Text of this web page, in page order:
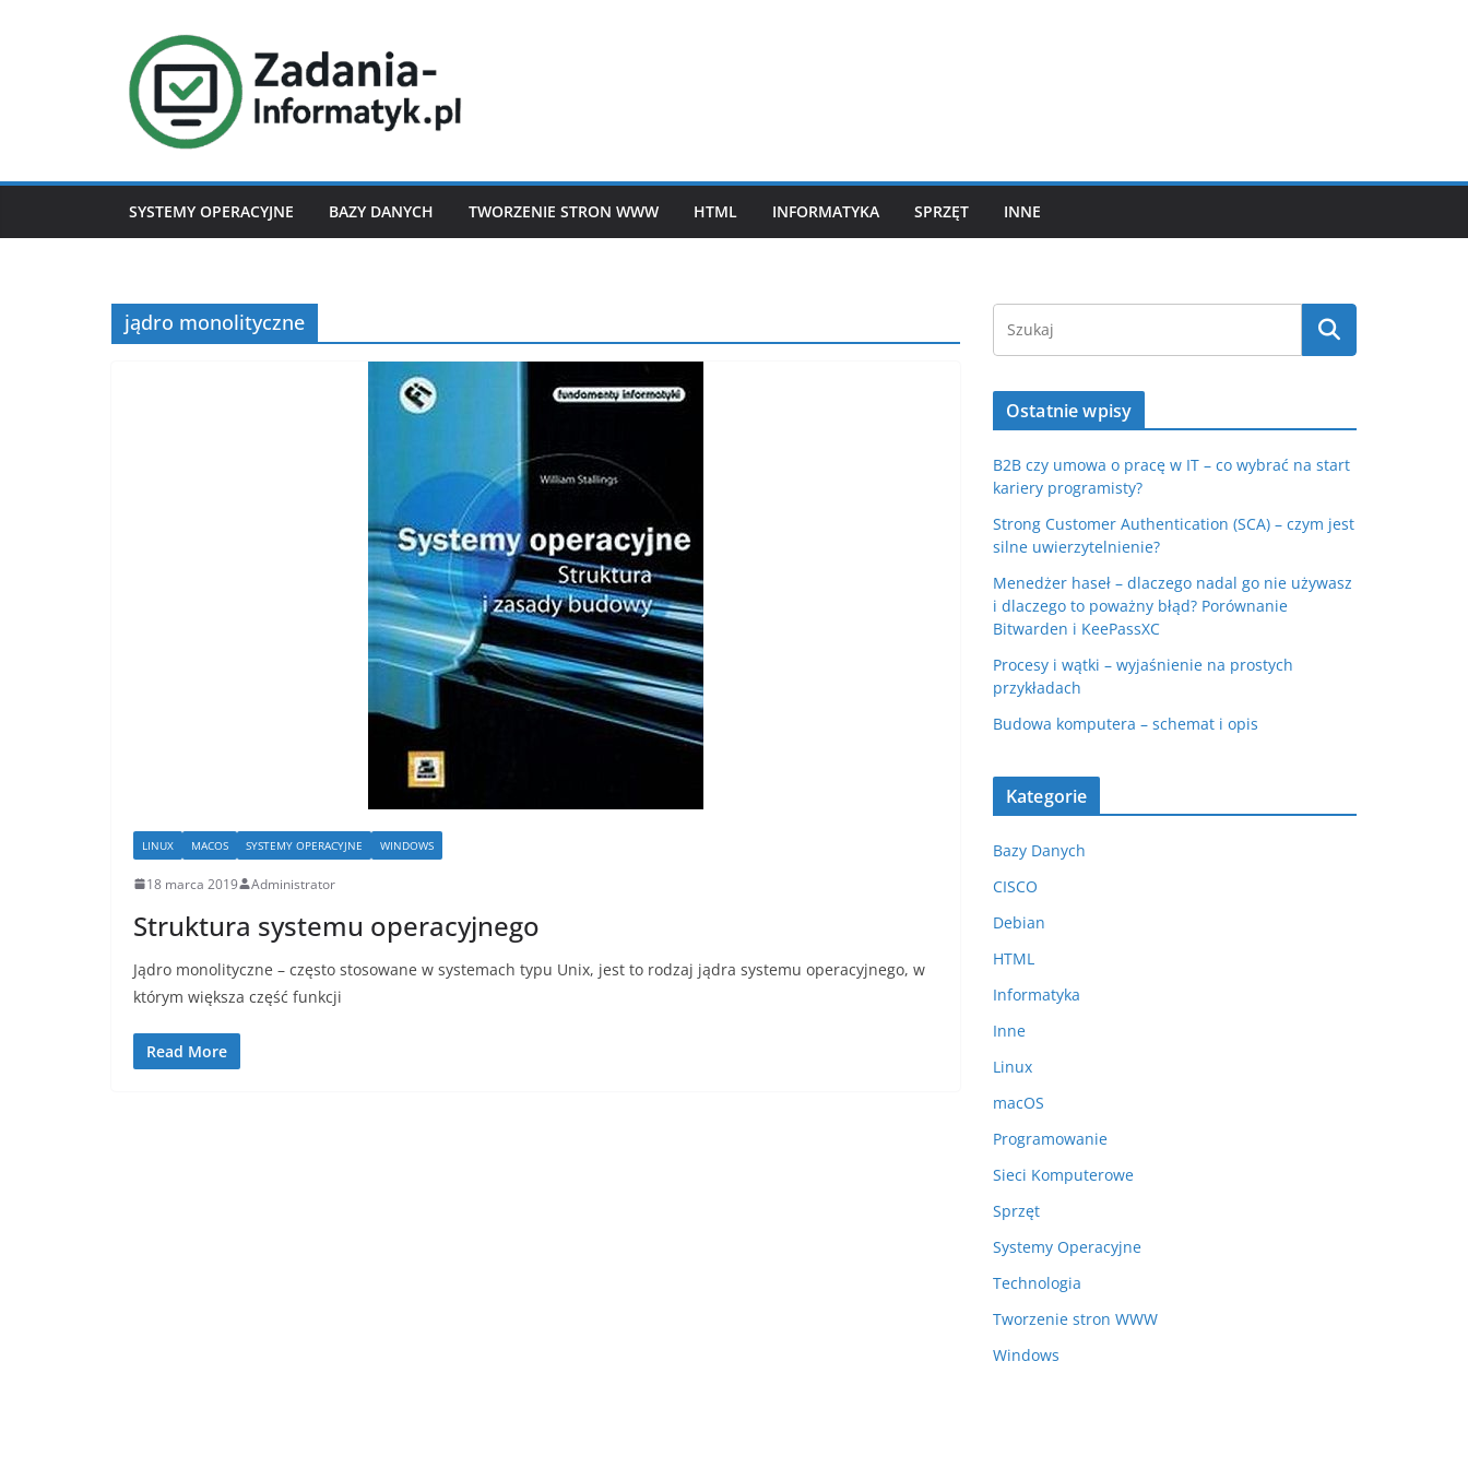
SYSTEMY OPERACYJNE BAZY DANYCH TWORZENIE STRON WWW HTML INFORMATYKA SPRZĘT INNE
jądro monolityczne
LINUX MACOS SYSTEMY OPERACYJNE WINDOWS
18 marca 2019 Administrator
Struktura systemu operacyjnego
Jądro monolityczne – często stosowane w systemach typu Unix, jest to rodzaj jądra systemu operacyjnego, w
którym większa część funkcji
Read More
Ostatnie wpisy
B2B czy umowa o pracę w IT – co wybrać na start
kariery programisty?
Strong Customer Authentication (SCA) – czym jest
silne uwierzytelnienie?
Menedżer haseł – dlaczego nadal go nie używasz
i dlaczego to poważny błąd? Porównanie
Bitwarden i KeePassXC
Procesy i wątki – wyjaśnienie na prostych
przykładach
Budowa komputera – schemat i opis
Kategorie
Bazy Danych
CISCO
Debian
HTML
Informatyka
Inne
Linux
macOS
Programowanie
Sieci Komputerowe
Sprzęt
Systemy Operacyjne
Technologia
Tworzenie stron WWW
Windows